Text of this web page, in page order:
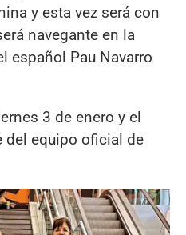
y esta vez será con
navegante en la
español Pau Navarro
3 de enero y el
del equipo oficial de